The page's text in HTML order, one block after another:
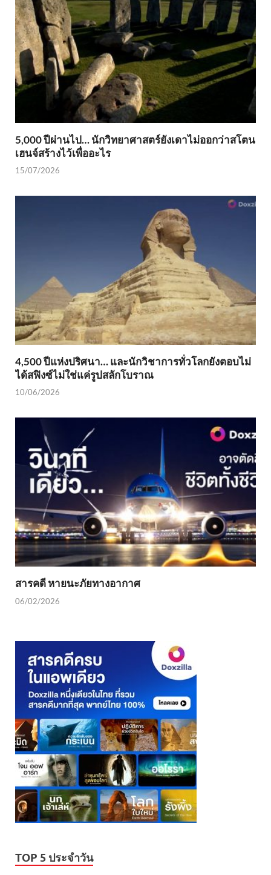
5,000 ปีผ่านไป… นักวิทยาศาสตร์ยังเดาไม่ออกว่าสโตน
เฮนจ์สร้างไว้เพื่ออะไร
15/07/2026
4,500 ปีแห่งปริศนา… และนักวิชาการทั่วโลกยังตอบไม่
ได้สฟิงซ์ไม่ใช่แค่รูปสลักโบราณ
10/06/2026
สารคดี หายนะภัยทางอากาศ
06/02/2026
TOP 5 ประจำวัน